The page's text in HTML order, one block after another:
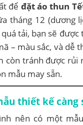
để đặt áo thun
tháng 12 (dương
tải, bạn sẽ được
– màu sắc, và dễ
còn tránh được rủi
mẫu may sẵn.
thiết kế càng
nên có một